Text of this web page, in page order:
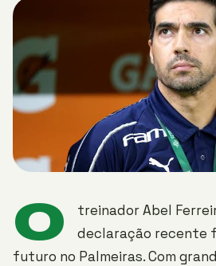
O
treinador Abel
declaração recente
futuro no Palmeiras. Com